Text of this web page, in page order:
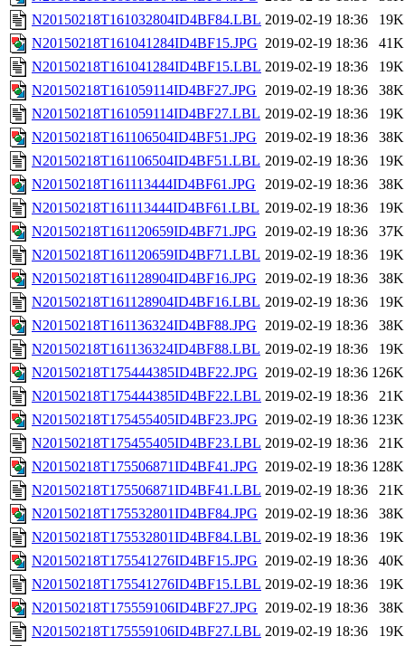
N20150218T161032804ID4BF84.LBL 2019-02-19 18:36
19K
N20150218T161041284ID4BF15.JPG 2019-02-19 18:36
41K
N20150218T161041284ID4BF15.LBL 2019-02-19 18:36
19K
N20150218T161059114ID4BF27.JPG 2019-02-19 18:36
38K
N20150218T161059114ID4BF27.LBL 2019-02-19 18:36
19K
N20150218T161106504ID4BF51.JPG 2019-02-19 18:36
38K
N20150218T161106504ID4BF51.LBL 2019-02-19 18:36
19K
N20150218T161113444ID4BF61.JPG
2019-02-19 18:36
38K
N20150218T161113444ID4BF61.LBL 2019-02-19 18:36
19K
N20150218T161120659ID4BF71.JPG 2019-02-19 18:36
37K
N20150218T161120659ID4BF71.LBL 2019-02-19 18:36
19K
N20150218T161128904ID4BF16.JPG 2019-02-19 18:36
38K
N20150218T161128904ID4BF16.LBL 2019-02-19 18:36
19K
N20150218T161136324ID4BF88.JPG 2019-02-19 18:36
38K
N20150218T161136324ID4BF88.LBL 2019-02-19 18:36
19K
N20150218T175444385ID4BF22.JPG 2019-02-19 18:36 126K
N20150218T175444385ID4BF22.LBL 2019-02-19 18:36
21K
N20150218T175455405ID4BF23.JPG 2019-02-19 18:36 123K
N20150218T175455405ID4BF23.LBL 2019-02-19 18:36
21K
N20150218T175506871ID4BF41.JPG 2019-02-19 18:36 128K
N20150218T175506871ID4BF41.LBL 2019-02-19 18:36
21K
N20150218T175532801ID4BF84.JPG 2019-02-19 18:36
38K
N20150218T175532801ID4BF84.LBL 2019-02-19 18:36
19K
N20150218T175541276ID4BF15.JPG 2019-02-19 18:36
40K
N20150218T175541276ID4BF15.LBL 2019-02-19 18:36
19K
N20150218T175559106ID4BF27.JPG 2019-02-19 18:36
38K
N20150218T175559106ID4BF27.LBL 2019-02-19 18:36 19K